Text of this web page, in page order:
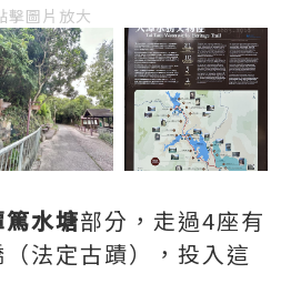
擊圖片放大
水塘部分，走過4座有
法定古蹟），投入這